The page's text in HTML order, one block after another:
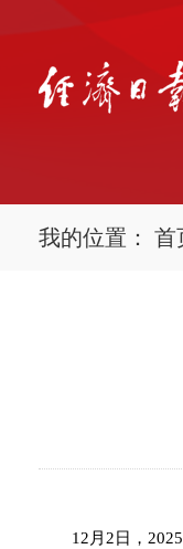
我的位置： 首
12月2日，